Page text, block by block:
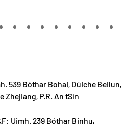
539 Bóthar Bohai, Dúiche Beilun,
Zhejiang, P.R. An tSín
Uimh. 239 Bóthar Binhu,